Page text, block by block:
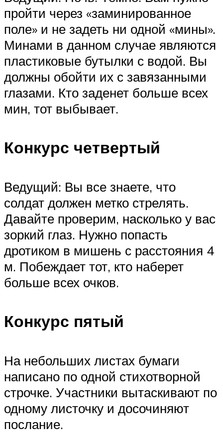
пройти через «заминированное
поле» и не задеть ни одной «мины».
Минами в данном случае являются
пластиковые бутылки с водой. Вы
должны обойти их с завязанными
глазами. Кто заденет больше всех
мин, тот выбывает.
Конкурс четвертый
Ведущий: Вы все знаете, что
солдат должен метко стрелять.
Давайте проверим, насколько у вас
зоркий глаз. Нужно попасть
дротиком в мишень с расстояния 4
м. Побеждает тот, кто наберет
больше всех очков.
Конкурс пятый
На небольших листах бумаги
написано по одной стихотворной
строчке. Участники вытаскивают по
одному листочку и досочиняют
послание.